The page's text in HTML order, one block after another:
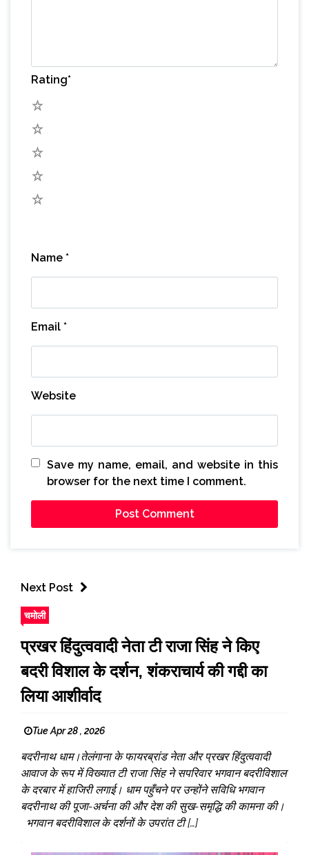
Rating*
Name *
Email *
Website
Save my name, email, and website in this
browser for the next time I comment.
Next Post
चमोली
प्रखर हिंदुत्ववादी नेता टी राजा सिंह ने किए
बदरी विशाल के दर्शन, शंकराचार्य की गद्दी का
लिया आशीर्वाद
Tue Apr 28 , 2026
बदरीनाथ धाम।तेलंगाना के फायरब्रांड नेता और प्रखर हिंदुत्ववादी
आवाज के रूप में विख्यात टी राजा सिंह ने सपरिवार भगवान बदरीविशाल
के दरबार में हाजिरी लगाई। धाम पहुँचने पर उन्होंने सविधि भगवान
बदरीनाथ की पूजा-अर्चना की और देश की सुख-समृद्धि की कामना की।
भगवान बदरीविशाल के दर्शनों के उपरांत टी […]